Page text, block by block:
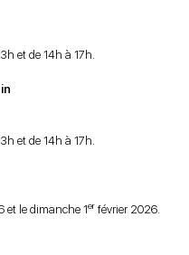
et de 14h à 17h.
et de 14h à 17h.
et le dimanche 1er février 2026.